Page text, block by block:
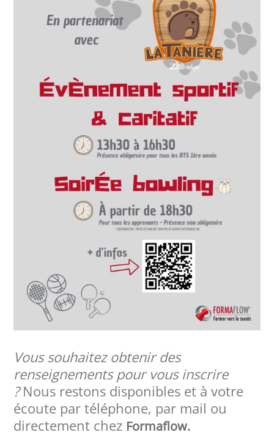
Vous souhaitez obtenir des
renseignements pour vous inscrire
?Nous restons disponibles et à votre
écoute par téléphone, par mail ou
directement chez Formaflow.